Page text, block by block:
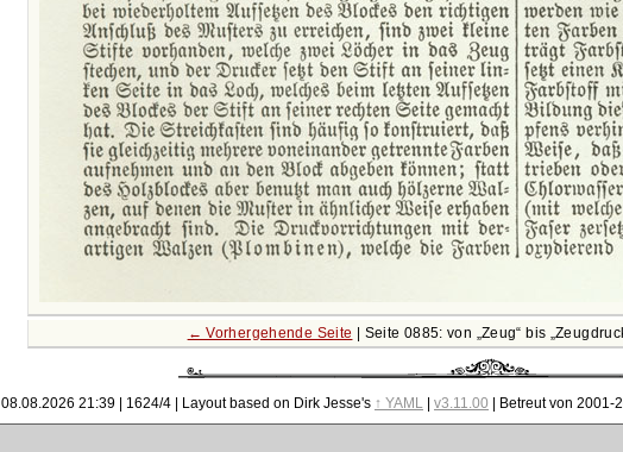
← Vorhergehende Seite | Seite 0885: von Zeug bis
08.08.2026 21:39 | 1624/4 | Layout based on Dirk Jesse's ↑ YAML | v3.11.00 | Betreut von 2001-